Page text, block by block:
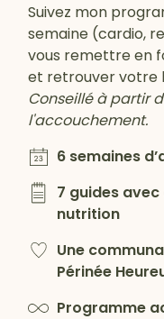
Suivez mon
semaine (cardio,
vous remettre en
et retrouver votre
Conseillé à partir
l'accouchement.
6 semaines
7 guides
nutrition
Une
Périnée
Programme